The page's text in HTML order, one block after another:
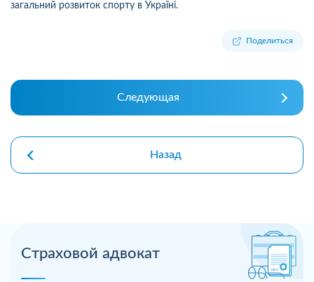
Страховой адвокат
загальний розвиток спорту в Україні.
Поделиться
Следующая
Назад